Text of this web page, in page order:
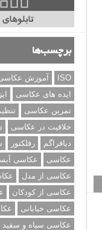
برچسب‌ها
ISO آموزش
ایده های عکاسی
تمرین عکاسی
خلاقیت در عکاسی
دیافراگم
رفلکتور
عکاسی
عکاسی
عکاسی از مدل
عکاسی از کودکان
عکاسی خیابانی
عکاسی سیاه و سفید